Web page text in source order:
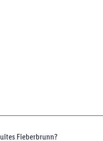
Fieberbrunn?